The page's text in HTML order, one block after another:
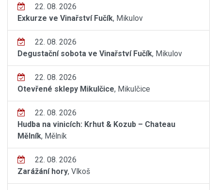
22. 08. 2026
Exkurze ve Vinařství Fučík, Mikulov
22. 08. 2026
Degustační sobota ve Vinařství Fučík, Mikulov
22. 08. 2026
Otevřené sklepy Mikulčice, Mikulčice
22. 08. 2026
Hudba na vinicích: Krhut & Kozub – Chateau
Mělník, Mělník
22. 08. 2026
Zarážání hory, Vlkoš